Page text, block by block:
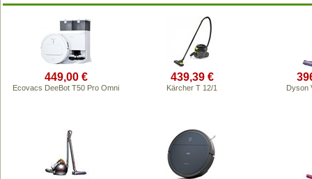
449,00 €
Ecovacs DeeBot T50 Pro Omni
439,39 €
Kärcher T 12/1 Dyson